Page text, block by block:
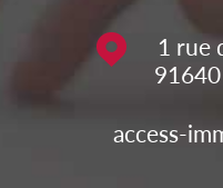
1 rue
91640
access-